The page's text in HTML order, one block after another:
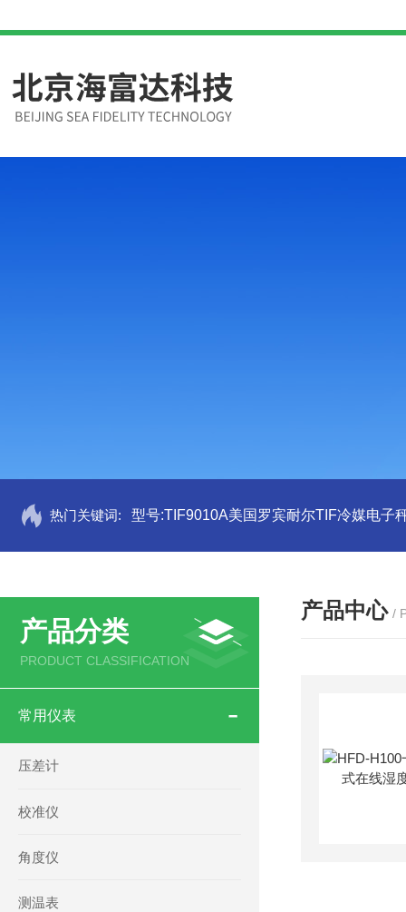
热门关键词: 型号:TIF9010A美国罗宾耐尔TIF冷媒电子
产品分类
PRODUCT CLASSIFICATION
常用仪表
压差计
校准仪
角度仪
测温表
产品中心 /